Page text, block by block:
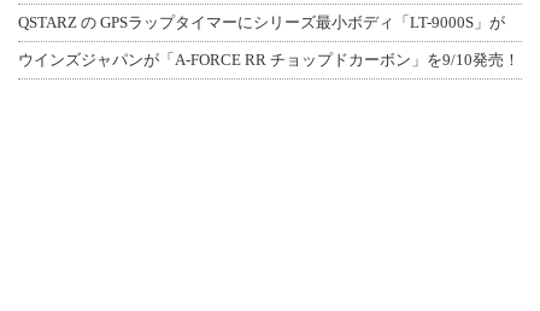
QSTARZ の GPSラップタイマーにシリーズ最小ボディ「LT-9000S」が
ウインズジャパンが「A-FORCE RR チョップドカーボン」を9/10発売！